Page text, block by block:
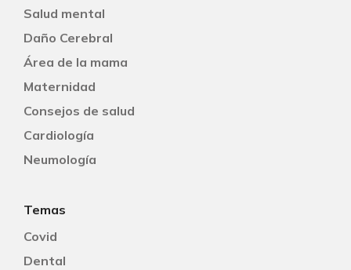
Salud mental
Daño Cerebral
Área de la mama
Maternidad
Consejos de salud
Cardiología
Neumología
Temas
Covid
Dental